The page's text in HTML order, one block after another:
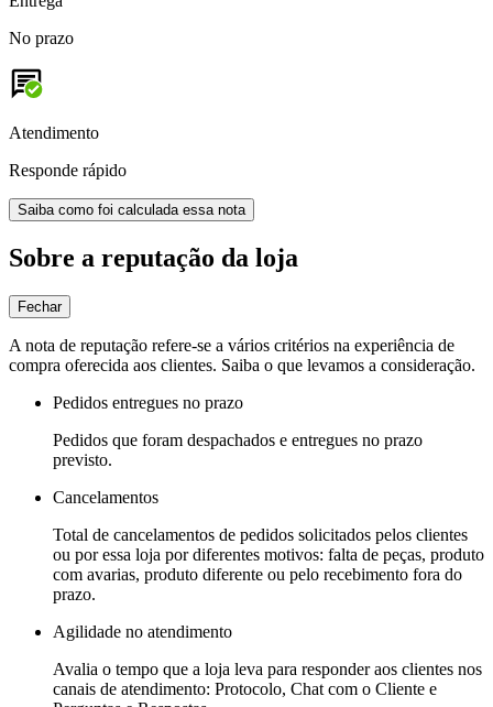
No prazo
Atendimento
Responde rápido
Saiba como foi calculada essa nota
Sobre a reputação da loja
Fechar
A nota de reputação refere-se a vários critérios na experiência de
compra oferecida aos clientes. Saiba o que levamos a consideração.
Pedidos entregues no prazo
Pedidos que foram despachados e entregues no prazo
previsto.
Cancelamentos
Total de cancelamentos de pedidos solicitados pelos clientes
ou por essa loja por diferentes motivos: falta de peças, produto
com avarias, produto diferente ou pelo recebimento fora do
prazo.
Agilidade no atendimento
Avalia o tempo que a loja leva para responder aos clientes nos
canais de atendimento: Protocolo, Chat com o Cliente e